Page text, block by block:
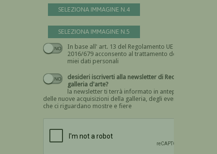
SELEZIONA IMMAGINE N.4
SELEZIONA IMMAGINE N.5
In base all' art. 13 del Regolamento UE n.
2016/679 acconsento al trattamento dei
miei dati personali
Devi dare il consenso
desideri iscriverti alla newsletter di Recta
galleria d'arte?
la newsletter ti terrà informato in anteprima
delle nuove acquisizioni della galleria, degli eventi
che ci riguardano mostre e fiere